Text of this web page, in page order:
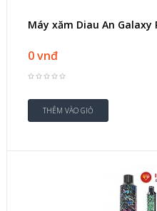
Máy xăm Diau An Galaxy
0 vnđ